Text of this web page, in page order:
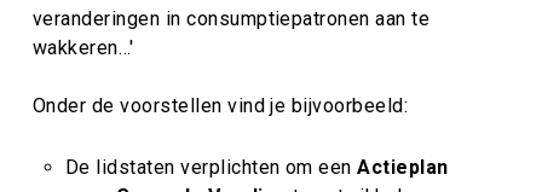
veranderingen in consumptiepatronen aan te
wakkeren…'
Onder de voorstellen vind je bijvoorbeeld:
De lidstaten verplichten om eenActieplan